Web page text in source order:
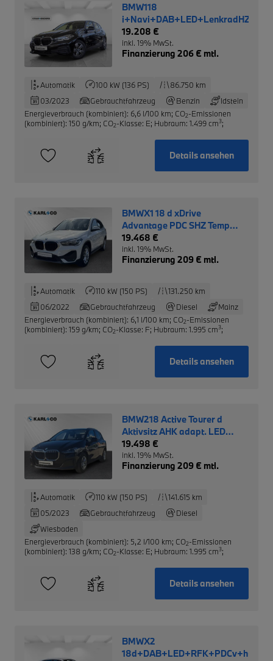
BMW118
19.208 €
inkl. 19% MwSt.
Finanzierung 206 € mtl.
Automatik 100 kW (136 PS)
86.750 km
03/2023
Gebrauchtfahrzeug Benzin
Idstein
Energieverbrauch (kombiniert): 6,6 l/100 km; CO2-Emissionen
(kombiniert): 150 g/km; CO2-Klasse: E; Hubraum: 1.499 cm3;
Details ansehen
BMWX1 18 d xDrive
Advantage PDC SHZ Temp
Klima DAB
19.468 €
inkl. 19% MwSt.
Finanzierung 209 € mtl.
Automatik 110 kW (150 PS)
131.250 km
06/2022
Gebrauchtfahrzeug Diesel
Mainz
Energieverbrauch (kombiniert): 6,1 l/100 km; CO2-Emissionen
(kombiniert): 159 g/km; CO2-Klasse: F; Hubraum: 1.995 cm3;
Details ansehen
BMW218 Active Tourer d
Aktivsitz AHK adapt. LED
Sonnenschutz
19.498 €
inkl. 19% MwSt.
Finanzierung 209 € mtl.
Automatik 110 kW (150 PS)
141.615 km
05/2023
Gebrauchtfahrzeug
Diesel
Wiesbaden
Energieverbrauch (kombiniert): 5,2 l/100 km; CO2-Emissionen
(kombiniert): 138 g/km; CO2-Klasse: E; Hubraum: 1.995 cm3;
Details ansehen
BMWX2